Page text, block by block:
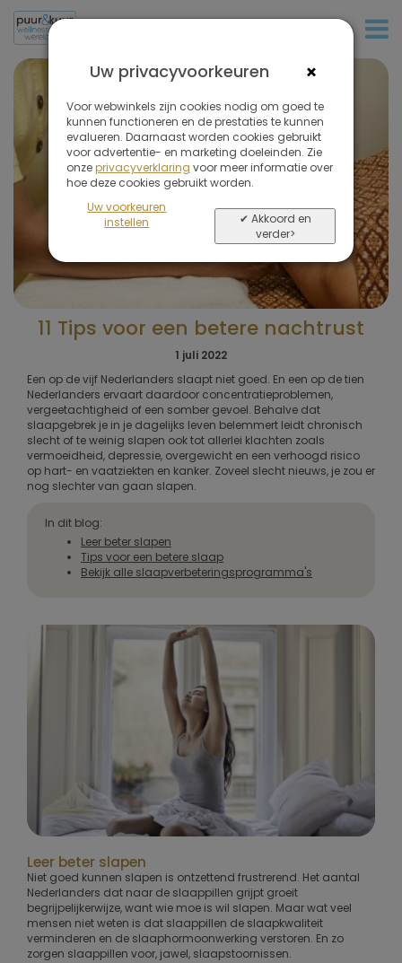
11 Tips voor een betere nachtrust
1 juli 2022
Een op de vijf Nederlanders slaapt niet goed. En een op de tien
Nederlanders ervaart daardoor concentratieproblemen,
vergeetachtigheid of een somber gevoel. Behalve dat
slaapgebrek je in je dagelijks leven belemmert leidt chronisch
slecht of te weinig slapen ook tot allerlei klachten zoals
vermoeidheid, depressie, overgewicht en een verhoogd risico
op hart- en vaatziekten en kanker. Zoveel slecht nieuws, je zou er
nog slechter van gaan slapen.
In dit blog:
Leer beter slapen
Tips voor een betere slaap
Bekijk alle slaapverbeteringsprogramma's
Leer beter slapen
Niet goed kunnen slapen is ontzettend frustrerend. Het aantal
Nederlanders dat naar de slaappillen grijpt groeit
begrijpelijkerwijze, want wie moe is wil slapen. Maar wat veel
mensen niet weten is dat slaappillen de slaapkwaliteit
verminderen en de slaaphormoonwerking verstoren. En zo
zorgen slaappillen voor, jawel, slaapstoornissen.
×
Uw privacyvoorkeuren
Voor webwinkels zijn cookies nodig om goed te
kunnen functioneren en de prestaties te kunnen
evalueren. Daarnaast worden cookies gebruikt
voor advertentie- en marketing doeleinden. Zie
onzeprivacyverklaring voor meer informatie over
hoe deze cookies gebruikt worden.
Uw voorkeuren
instellen
✔ Akkoord en
verder>